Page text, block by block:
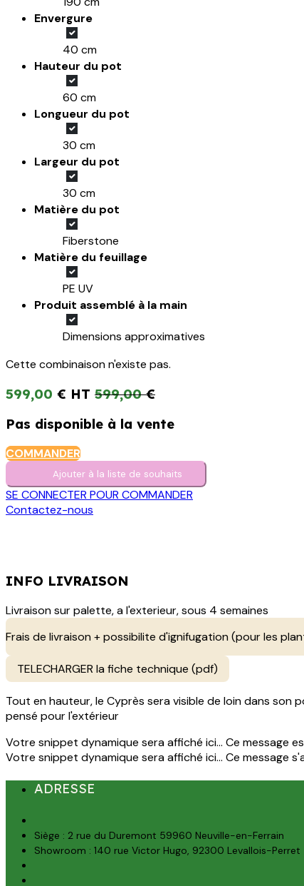
Envergure
40 cm
Hauteur du pot
60 cm
Longueur du pot
30 cm
Largeur du pot
30 cm
Matière du pot
Fiberstone
Matière du feuillage
PE UV
Produit assemblé à la main
Dimensions approximatives
Cette combinaison n'existe pas.
599,00 € 599,00€
Pas disponible à la vente
COMMANDER
Ajouter à la liste de s​o​uh​aits
SE CONNECTER POUR COMMANDER
Contactez-nous
INFO LIVRAISON
Livraison sur palette, a l'exterieur, sous 4 semaines
Frais de livraison + possibilite d'ignifugation (pour les
TELECHARGER la fiche technique (pdf)
Tout en hauteur, le Cyprès sera visible de loin dans
pensé pour l'extérieur
Votre snippet dynamique sera affiché ici... Ce message
Votre snippet dynamique sera affiché ici... Ce message
ADRESSE
Siège : 2 rue du Duremont 59960 Neuville-en-Ferrain
Showroom : 140 rue Victor Hugo, 92300 Levallois-Perret